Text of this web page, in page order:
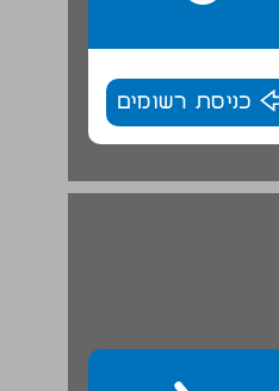
כניסת רשומים